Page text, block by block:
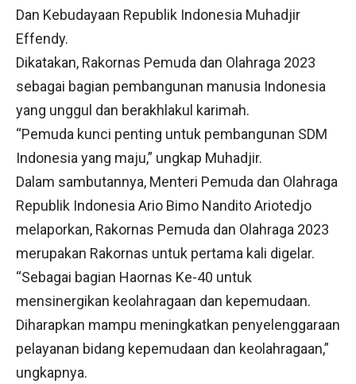
Dan Kebudayaan Republik Indonesia Muhadjir
Effendy.
Dikatakan, Rakornas Pemuda dan Olahraga 2023
sebagai bagian pembangunan manusia Indonesia
yang unggul dan berakhlakul karimah.
“Pemuda kunci penting untuk pembangunan SDM
Indonesia yang maju,” ungkap Muhadjir.
Dalam sambutannya, Menteri Pemuda dan Olahraga
Republik Indonesia Ario Bimo Nandito Ariotedjo
melaporkan, Rakornas Pemuda dan Olahraga 2023
merupakan Rakornas untuk pertama kali digelar.
“Sebagai bagian Haornas Ke-40 untuk
mensinergikan keolahragaan dan kepemudaan.
Diharapkan mampu meningkatkan penyelenggaraan
pelayanan bidang kepemudaan dan keolahragaan,”
ungkapnya.